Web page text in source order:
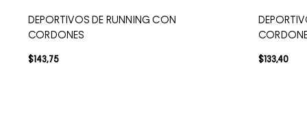
DEPORTIVOS DE RUNNING CON
CORDONES
$143,75 $133,40